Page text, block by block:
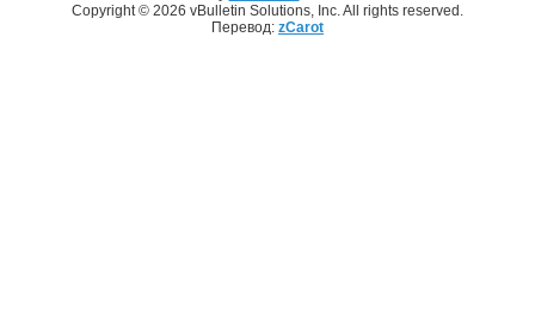
Copyright © 2026 vBulletin Solutions, Inc. All rights reserved.
Перевод: zCarot